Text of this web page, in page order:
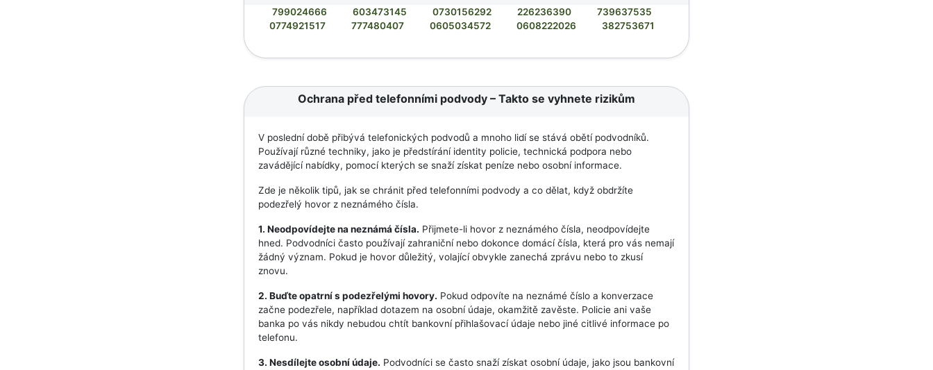
799024666 603473145 0730156292 226236390
739637535
0774921517
777480407 0605034572 0608222026 382753671
Ochrana před telefonními podvody – Takto se vyhnete rizikům
V poslední době přibývá telefonických podvodů a mnoho lidí se stává obětí podvodníků.
Používají různé techniky, jako je předstírání identity policie, technická podpora nebo
zavádějící nabídky, pomocí kterých se snaží získat peníze nebo osobní informace.
Zde je několik tipů, jak se chránit před telefonními podvody a co dělat, když obdržíte
podezřelý hovor z neznámého čísla.
1. Neodpovídejte na neznámá čísla. Přijmete-li hovor z neznámého čísla, neodpovídejte
hned. Podvodníci často používají zahraniční nebo dokonce domácí čísla, která pro vás nemají
žádný význam. Pokud je hovor důležitý, volající obvykle zanechá zprávu nebo to zkusí
znovu.
2. Buďte opatrní s podezřelými hovory. Pokud odpovíte na neznámé číslo a konverzace
začne podezřele, například dotazem na osobní údaje, okamžitě zavěste. Policie ani vaše
banka po vás nikdy nebudou chtít bankovní přihlašovací údaje nebo jiné citlivé informace po
telefonu.
3. Nesdílejte osobní údaje. Podvodníci se často snaží získat osobní údaje, jako jsou bankovní